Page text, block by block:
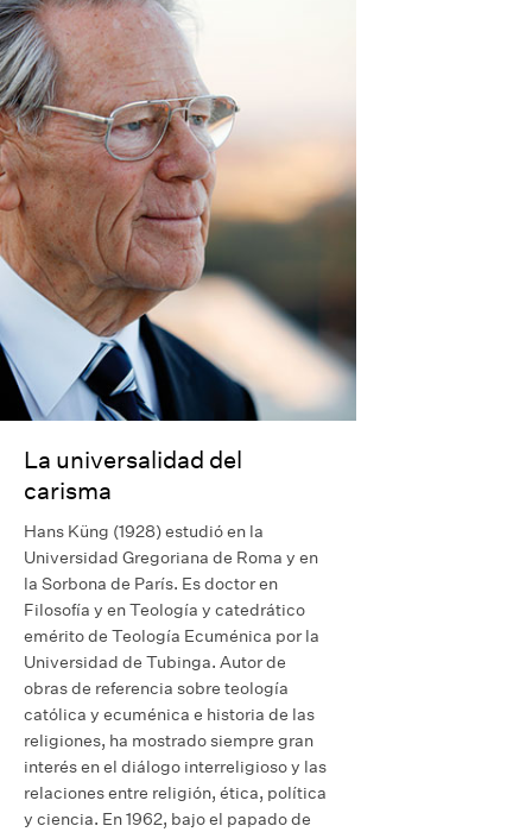
La universalidad del
carisma
Hans Küng (1928) estudió en la
Universidad Gregoriana de Roma y en
la Sorbona de París. Es doctor en
Filosofía y en Teología y catedrático
emérito de Teología Ecuménica por la
Universidad de Tubinga. Autor de
obras de referencia sobre teología
católica y ecuménica e historia de las
religiones, ha mostrado siempre gran
interés en el diálogo interreligioso y las
relaciones entre religión, ética, política
y ciencia. En 1962, bajo el papado de